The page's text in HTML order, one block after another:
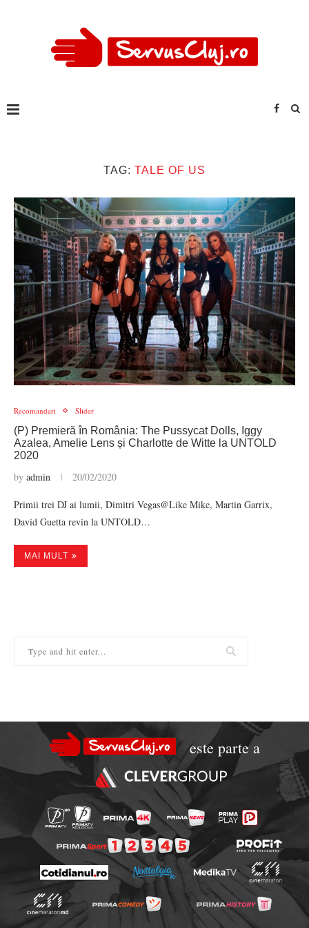
TAG: TALE OF US
Recomandari Slider
(P) Premieră în România: The Pussycat Dolls, Iggy
Azalea, Amelie Lens și Charlotte de Witte la UNTOLD
2020
by admin 20/02/2020
Primii trei DJ ai lumii, Dimitri Vegas@Like Mike, Martin Garrix,
David Guetta revin la UNTOLD…
MAI MULT
este parte a